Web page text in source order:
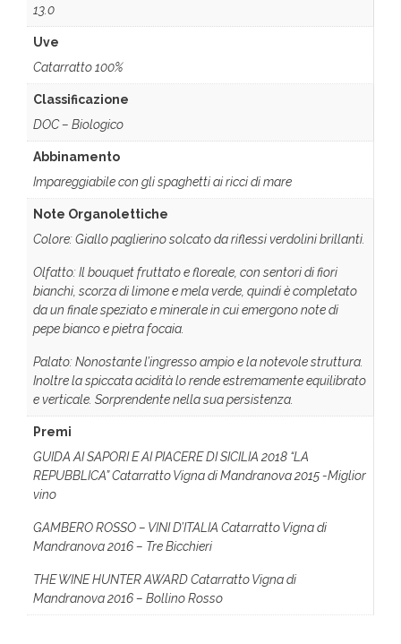
13.0
Uve
Catarratto 100%
Classificazione
DOC – Biologico
Abbinamento
Impareggiabile con gli spaghetti ai ricci di mare
Note Organolettiche
Colore: Giallo paglierino solcato da riflessi verdolini brillanti.
Olfatto: Il bouquet fruttato e floreale, con sentori di fiori
bianchi, scorza di limone e mela verde, quindi è completato
da un finale speziato e minerale in cui emergono note di
pepe bianco e pietra focaia.
Palato: Nonostante l’ingresso ampio e la notevole struttura.
Inoltre la spiccata acidità lo rende estremamente equilibrato
e verticale. Sorprendente nella sua persistenza.
Premi
GUIDA AI SAPORI E AI PIACERE DI SICILIA 2018 “LA
REPUBBLICA” Catarratto Vigna di Mandranova 2015 -Miglior
vino
GAMBERO ROSSO – VINI D’ITALIA Catarratto Vigna di
Mandranova 2016 – Tre Bicchieri
THE WINE HUNTER AWARD Catarratto Vigna di
Mandranova 2016 – Bollino Rosso